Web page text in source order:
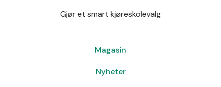
Gjør et smart kjøreskolevalg
Magasin
Nyheter